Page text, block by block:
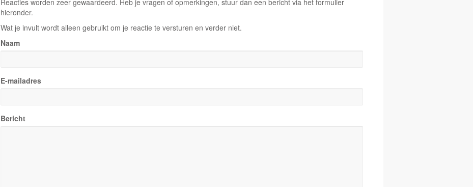
Reacties worden zeer gewaardeerd. Heb je vragen of opmerkingen, stuur dan een bericht via het formulier
hieronder.
Wat je invult wordt alleen gebruikt om je reactie te versturen en verder niet.
Naam
E-mailadres
Bericht